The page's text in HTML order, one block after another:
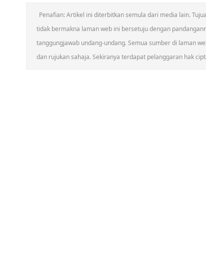
Penafian: Artikel ini diterbitkan semula dari media lain.
tidak bermakna laman web ini bersetuju dengan
tanggungjawab undang-undang. Semua sumber di laman
dan rujukan sahaja. Sekiranya terdapat pelanggaran hak